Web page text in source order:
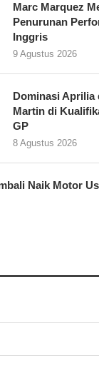
Marc Marquez
Penurunan
Inggris
9 Agustus 2026
Dominasi Aprilia
Martin di
GP
8 Agustus 2026
Naik Motor